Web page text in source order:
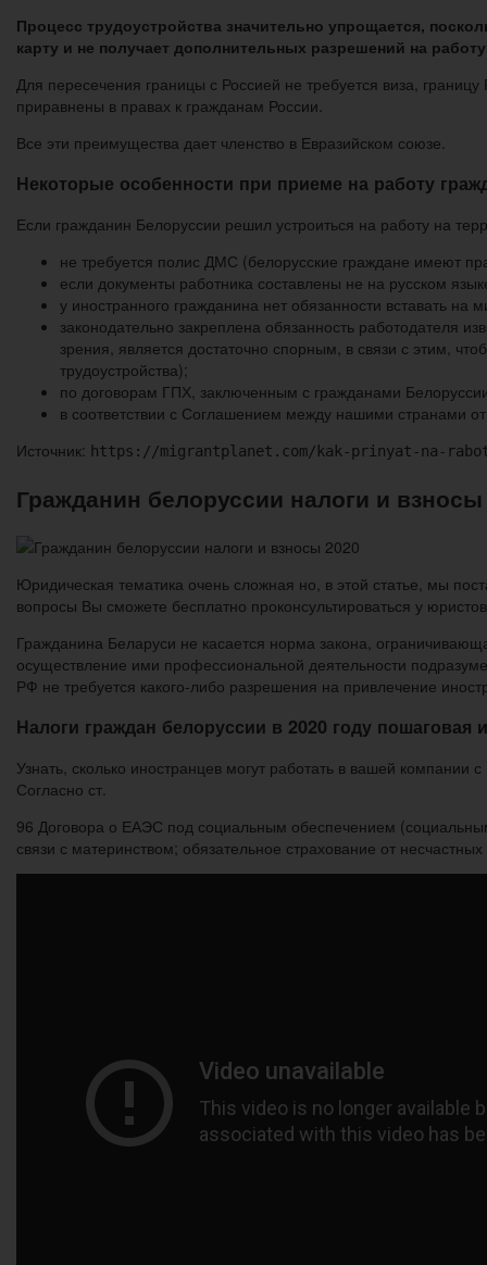
Процесс трудоустройства значительно упрощается,
карту и не получает дополнительных разрешений на
Для пересечения границы с Россией не требуется виза,
приравнены в правах к гражданам России.
Все эти преимущества дает членство в Евразийском союзе.
Некоторые особенности при приеме на работу
Если гражданин Белоруссии решил устроиться на работу на
не требуется полис ДМС (белорусские граждане имеют
если документы работника составлены не на русском
у иностранного гражданина нет обязанности вставать
законодательно закреплена обязанность работодателя
зрения, является достаточно спорным, в связи с этим,
трудоустройства);
по договорам ГПХ, заключенным с гражданами
в соответствии с Соглашением между нашими странами
Источник: https://migrantplanet.com/kak-prinyat-na-
Гражданин белоруссии налоги и
Юридическая тематика очень сложная но, в этой статье, мы
вопросы Вы сможете бесплатно проконсультироваться у
Гражданина Беларуси не касается норма закона,
осуществление ими профессиональной деятельности
РФ не требуется какого-либо разрешения на привлечение
Налоги граждан белоруссии в 2020 году пошаговая
Узнать, сколько иностранцев могут работать в вашей
Согласно ст.
96 Договора о ЕАЭС под социальным обеспечением
связи с материнством; обязательное страхование от